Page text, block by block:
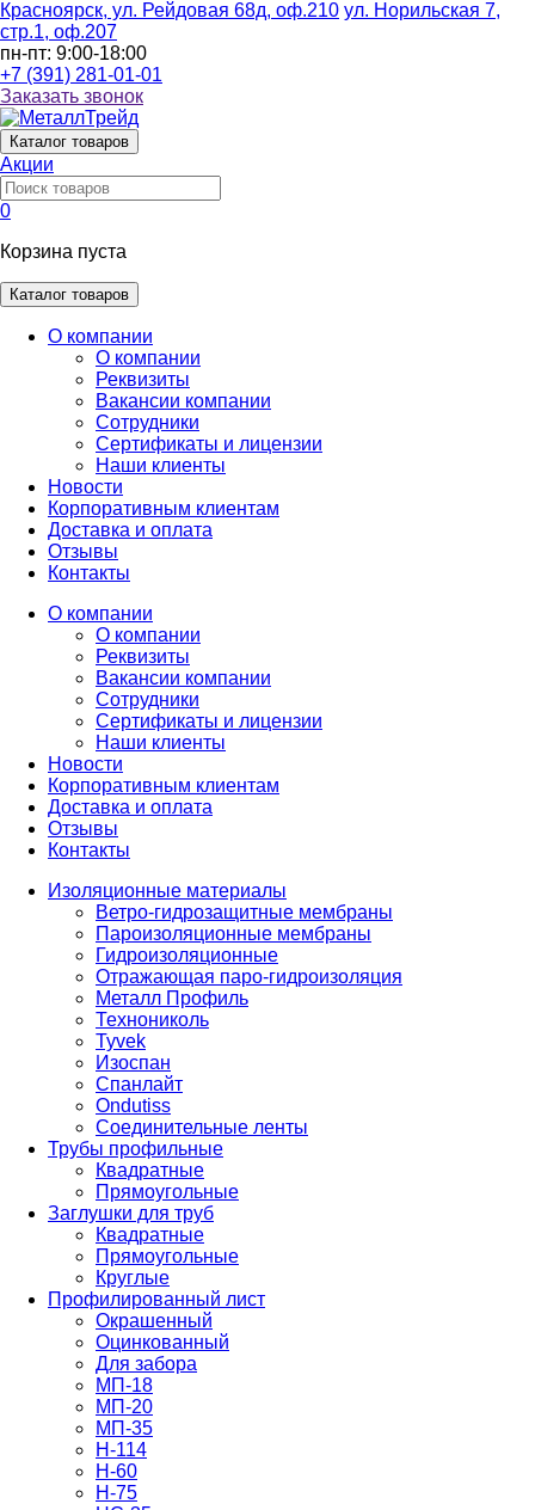
Красноярск, ул. Рейдовая 68д, оф.210 ул. Норильская 7,
стр.1, оф.207
пн-пт: 9:00-18:00
+7 (391) 281-01-01
Заказать звонок
Каталог товаров
Акции
0
Корзина пуста
Каталог товаров
О компании
О компании
Реквизиты
Вакансии компании
Сотрудники
Сертификаты и лицензии
Наши клиенты
Новости
Корпоративным клиентам
Доставка и оплата
Отзывы
Контакты
О компании
О компании
Реквизиты
Вакансии компании
Сотрудники
Сертификаты и лицензии
Наши клиенты
Новости
Корпоративным клиентам
Доставка и оплата
Отзывы
Контакты
Изоляционные материалы
Ветро-гидрозащитные мембраны
Пароизоляционные мембраны
Гидроизоляционные
Отражающая паро-гидроизоляция
Металл Профиль
Технониколь
Tyvek
Изоспан
Спанлайт
Ondutiss
Соединительные ленты
Трубы профильные
Квадратные
Прямоугольные
Заглушки для труб
Квадратные
Прямоугольные
Круглые
Профилированный лист
Окрашенный
Оцинкованный
Для забора
МП-18
МП-20
МП-35
Н-114
Н-60
Н-75